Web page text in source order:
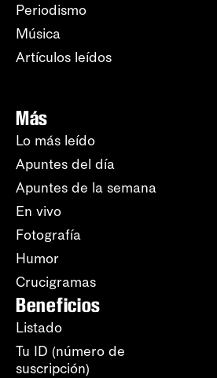
Periodismo
Música
Artículos leídos
Más
Lo más leído
Apuntes del día
Apuntes de la semana
En vivo
Fotografía
Humor
Crucigramas
Beneficios
Listado
Tu ID (número de
suscripción)